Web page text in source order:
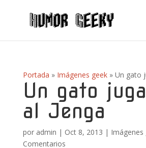
Portada » Imágenes geek» Un gato
Un gato
al Jenga
por admin | Oct 8, 2013 | Imágenes
Comentarios